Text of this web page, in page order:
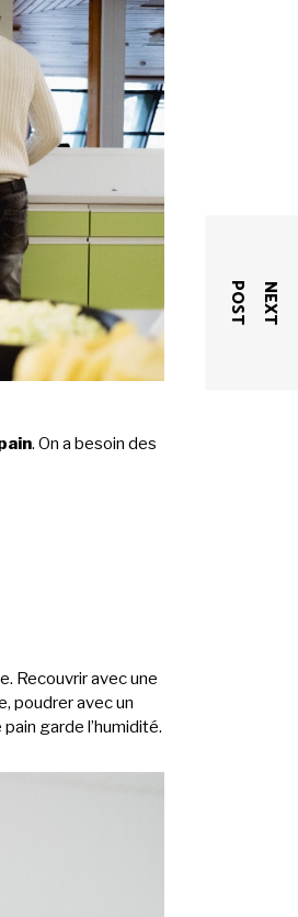
. On a besoin des
Recouvrir avec une
poudrer avec un
garde l’humidité.
N
E
X
T
P
O
S
T